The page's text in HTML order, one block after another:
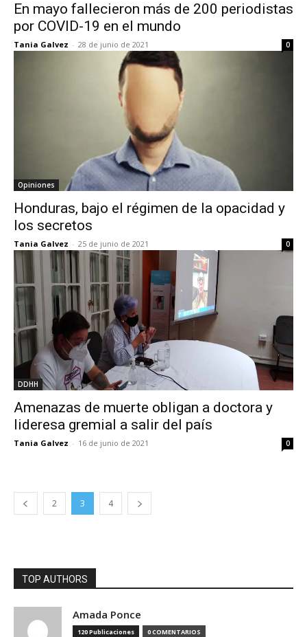
En mayo fallecieron más de 200 periodistas
por COVID-19 en el mundo
Tania Galvez - 28 de junio de 2021 0
Opiniones
Honduras, bajo el régimen de la opacidad y
los secretos
Tania Galvez - 25 de junio de 2021 0
DDHH
Amenazas de muerte obligan a doctora y
lideresa gremial a salir del país
Tania Galvez - 16 de junio de 2021 0
2 3 4
TOP AUTHORS
Amada Ponce
120 Publicaciones 0 COMENTARIOS